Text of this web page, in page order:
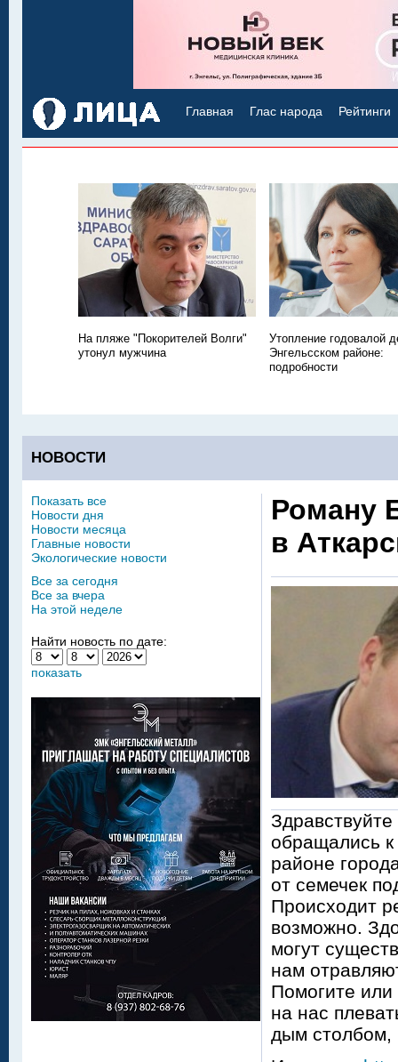
Главная Глас народа Рейтинги
На пляже "Покорителей Волги"
утонул мужчина
Утопление годовалой
Энгельсском районе:
подробности
НОВОСТИ
Роману
в
обращались
районе
от семечек
Происходит
возможно.
могут
нам
Помогите или
на нас
дым столбом,
Показать все
Новости дня
Новости месяца
Главные новости
Экологические новости
Все за сегодня
Все за вчера
На этой неделе
Найти новость по дате:
показать